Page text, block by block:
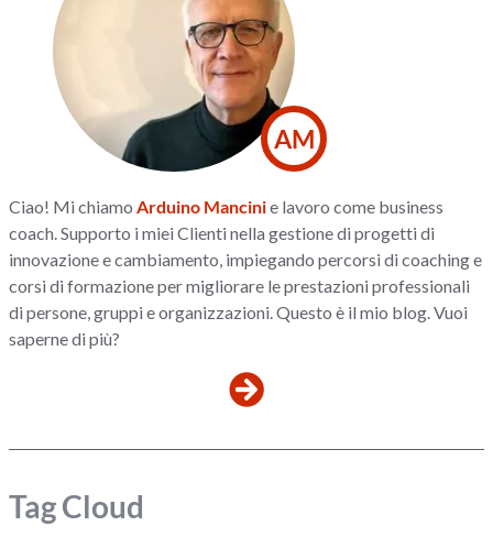
AM
Ciao! Mi chiamoArduino Mancinie lavoro come business
coach. Supporto i miei Clienti nella gestione di progetti di
innovazione e cambiamento, impiegando percorsi di coaching e
corsi di formazione per migliorare le prestazioni professionali
di persone, gruppi e organizzazioni. Questo è il mio blog. Vuoi
saperne di più?
Tag Cloud